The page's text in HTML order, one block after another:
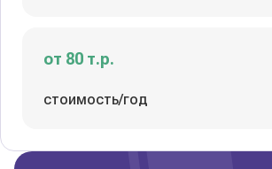
от 80 т.р.
стоимость/год